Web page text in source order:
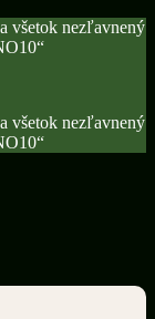
všetok nezľavnený
všetok nezľavnený